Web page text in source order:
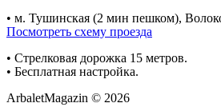
• м. Тушинская (2 мин пешком),
Посмотреть схему проезда
• Cтрелковая дорожка 15 метров.
• Бесплатная настройка.
ArbaletMagazin © 2026